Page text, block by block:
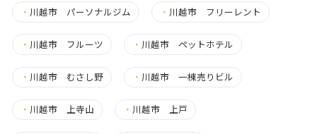
・ 川越市 パーソナルジム ・ 川越市 フリーレント
・ 川越市 フルーツ ・ 川越市 ペットホテル
・ 川越市 むさし野 ・ 川越市 一棟売りビル
・ 川越市 上寺山 ・ 川越市 上戸